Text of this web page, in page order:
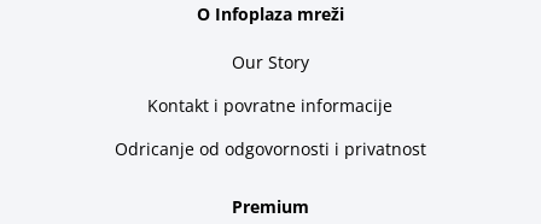
O Infoplaza mreži
Our Story
Kontakt i povratne informacije
Odricanje od odgovornosti i privatnost
Premium